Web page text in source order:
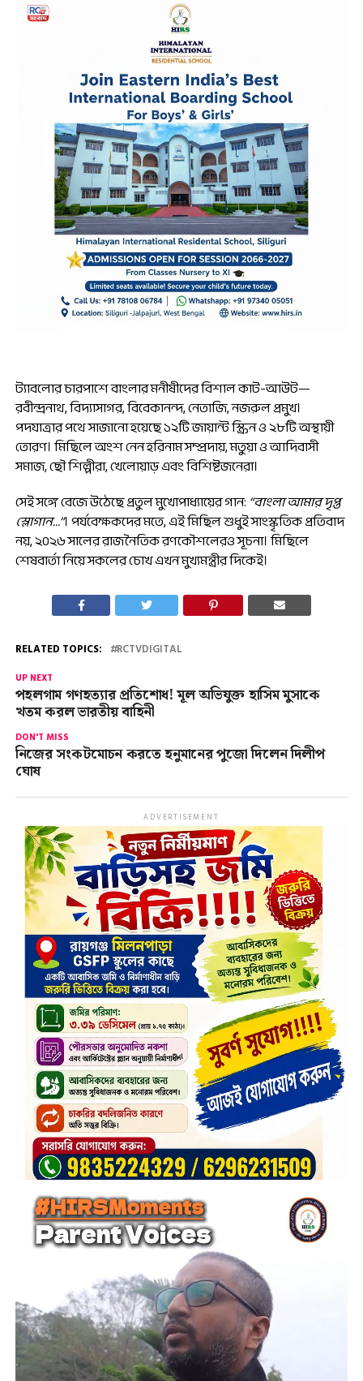
ট্যাবলোর চারপাশে বাংলার মনীষীদের বিশাল কাট-আউট—
রবীন্দ্রনাথ, বিদ্যাসাগর, বিবেকানন্দ, নেতাজি, নজরুল প্রমুখ।
পদযাত্রার পথে সাজানো হয়েছে ১২টি জায়ান্ট স্ক্রিন ও ২৮টি অস্থায়ী
তোরণ। মিছিলে অংশ নেন হরিনাম সম্প্রদায়, মতুয়া ও আদিবাসী
সমাজ, ছৌ শিল্পীরা, খেলোয়াড় এবং বিশিষ্টজনেরা।
সেই সঙ্গে বেজে উঠেছে প্রতুল মুখোপাধ্যায়ের গান: “বাংলা আমার দৃপ্ত
স্লোগান…”। পর্যবেক্ষকদের মতে, এই মিছিল শুধুই সাংস্কৃতিক প্রতিবাদ
নয়, ২০২৬ সালের রাজনৈতিক রণকৌশলেরও সূচনা। মিছিলে
শেষবার্তা নিয়ে সকলের চোখ এখন মুখ্যমন্ত্রীর দিকেই।
RELATED TOPICS: RCTVDIGITAL
UP NEXT
পহলগাম গণহত্যার প্রতিশোধ! মূল অভিযুক্ত হাসিম মুসাকে
খতম করল ভারতীয় বাহিনী
DON'T MISS
নিজের সংকটমোচন করতে হনুমানের পুজো দিলেন দিলীপ
ঘোষ
ADVERTISEMENT